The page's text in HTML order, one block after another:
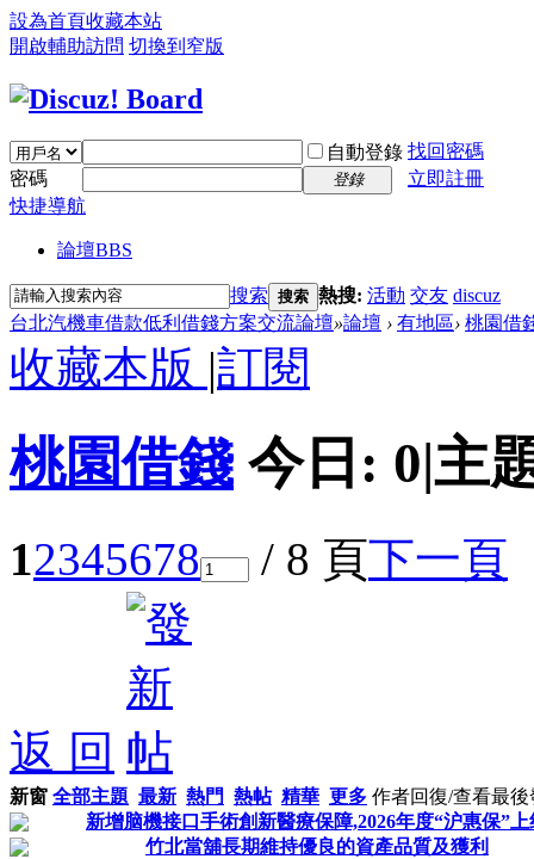
設為首頁收藏本站
開啟輔助訪問 切換到窄版
自動登錄 找回密碼
密碼
登錄
立即註冊
快捷導航
論壇BBS
搜索 搜索 熱搜: 活動 交友 discuz
台北汽機車借款低利借錢方案交流論壇»論壇 › 有地區› 桃園借
收藏本版 |訂閱
桃園借錢 今日: 0|主
12345678 / 8 頁下一頁
返 回
新窗 全部主題 最新 熱門 熱帖 精華 更多 作者回復/查看最後
新增脑機接口手術創新醫療保障,2026年度“沪惠保”上
竹北當舖長期維持優良的資產品質及獲利